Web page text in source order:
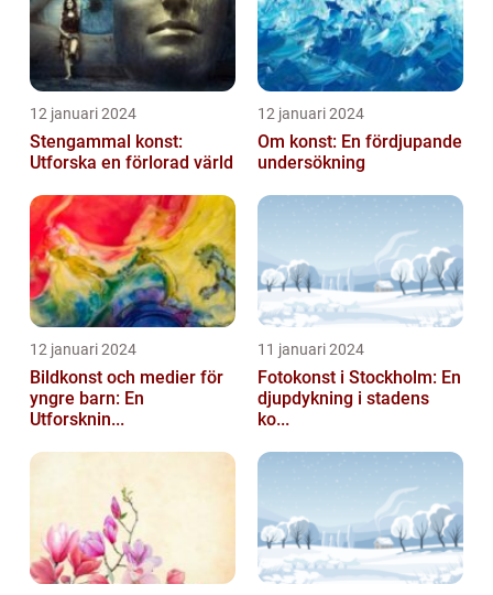
12 januari 2024
Stengammal konst:
Utforska en förlorad värld
12 januari 2024
Om konst: En fördjupande
undersökning
12 januari 2024
Bildkonst och medier för
yngre barn: En
Utforsknin...
11 januari 2024
Fotokonst i Stockholm: En
djupdykning i stadens
ko...